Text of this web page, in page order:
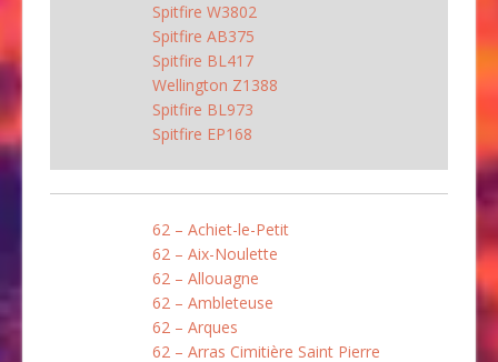
Spitfire W3802
Spitfire AB375
Spitfire BL417
Wellington Z1388
Spitfire BL973
Spitfire EP168
62 – Achiet-le-Petit
62 – Aix-Noulette
62 – Allouagne
62 – Ambleteuse
62 – Arques
62 – Arras Cimitière Saint Pierre